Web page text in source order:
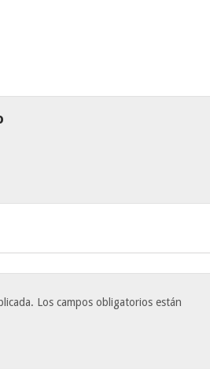
Los campos obligatorios están